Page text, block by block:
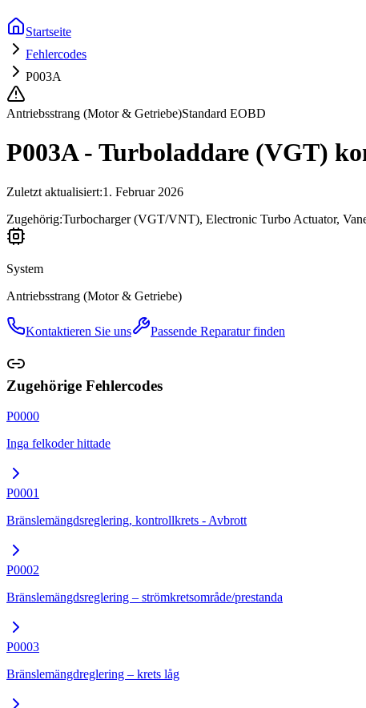
Startseite
Fehlercodes
P003A
Antriebsstrang (Motor & Getriebe)Standard EOBD
P003A - Turboladdare (VGT)
Zuletzt aktualisiert:1. Februar 2026
Zugehörig:Turbocharger (VGT/VNT), Electronic Turbo Actuator,
System
Antriebsstrang (Motor & Getriebe)
Kontaktieren Sie uns Passende Reparatur finden
Zugehörige Fehlercodes
P0000
Inga felkoder hittade
P0001
Bränslemängdsreglering, kontrollkrets - Avbrott
P0002
Bränslemängdsreglering – strömkretsområde/prestanda
P0003
Bränslemängdreglering – krets låg